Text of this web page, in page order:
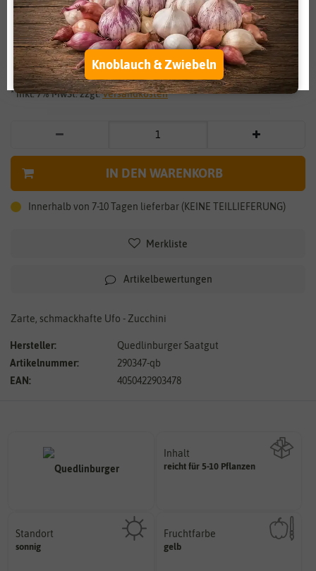
Patissonzucchini Golden Marbre
3,49 €
*
* inkl. 7% MwSt. zzgl.Versandkosten
IN DEN WARENKORB
Innerhalb von 7-10 Tagen lieferbar (KEINE TEILLIEFERUNG)
Merkliste
Artikelbewertungen
Zarte, schmackhafte Ufo - Zucchini
Hersteller:
Quedlinburger Saatgut
Artikelnummer:
290347-qb
EAN:
4050422903478
Inhalt
reicht für 5-10 Pflanzen
Wie viel ist enthalten
Standort
sonnig
Pflanze? (schattig, halbschattig,
sonnig, vollsonnig)
Fruchtfarbe
gelb
sie nach dem Reifungsprozess
hat.
Alle ablehnen
Auswahl akzeptieren
Knoblauch & Zwiebeln